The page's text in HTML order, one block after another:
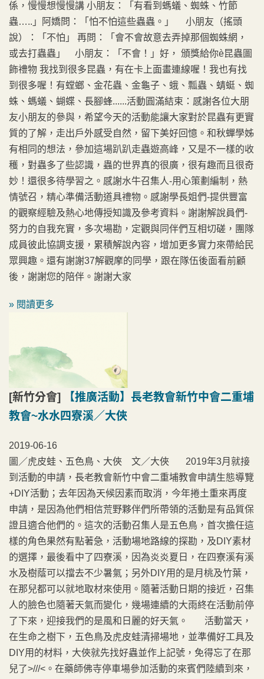
係，慢慢想慢慢講 小朋友：「有看到螞蟻、蜘蛛、竹節
蟲…..」阿嬌問：「怕不怕這些蟲蟲。」 小朋友（搖頭
說）：「不怕」 再問：「會不會故意去弄掉那個蜘蛛網，
或去打蟲蟲」 小朋友：「不會！」好， 頒獎給你è昆蟲圖
飾禮物 我找到很多昆蟲，有在卡上面畫連線喔！我也有找
到很多喔！有螳螂、金花蟲、金龜子、蛾、瓢蟲、蜻蜓、蜘
蛛、螞蟻、蝴蝶、長腳蜂......活動圓滿結束：感謝各位大朋
友小朋友的參與，希望今天的活動能讓大家對於昆蟲有更實
質的了解，走出戶外感受自然，留下美好回憶。和秋蟬學姊
有相同的想法，參加這場趴趴走蟲遊高峰，又是不一樣的收
穫，對蟲多了些認識，蟲的世界真的很廣，很有趣而且很奇
妙！還很多待學習之。感謝水牛召集人-用心策劃編制，熱
情號召，精心準備活動道具禮物。感謝學長姐們-提供豐富
的觀察經驗及熱心地傳授知識及參考資料。謝謝解說員們-
努力的自我充實，多次場勘，定觀與同伴們互相切磋，團隊
成員彼此協調支援，累積解說內容，增加更多實力來帶給民
眾興趣。還有謝謝37解觀摩的同學，跟在隊伍後面看前顧
後，謝謝您的陪伴。謝謝大家
» 閱讀更多
[新竹分會]
【推廣活動】長老教會新竹中會二重埔
教會~水水四寮溪／大俠
2019-06-16
圖／虎皮蛙、五色鳥、大俠 文／大俠 2019年3月就接
到活動的申請，長老教會新竹中會二重埔教會申請生態導覽
+DIY活動；去年因為天候因素而取消，今年捲土重來再度
申請，是因為他們相信荒野夥伴們所帶領的活動是有品質保
證且適合他們的。這次的活動召集人是五色鳥，首次擔任這
樣的角色果然有點著急，活動場地路線的探勘，及DIY素材
的選擇，最後看中了四寮溪，因為炎炎夏日，在四寮溪有溪
水及樹蔭可以擋去不少暑氣；另外DIY用的是月桃及竹葉，
在那兒都可以就地取材來使用。隨著活動日期的接近，召集
人的臉色也隨著天氣而變化，幾場連續的大雨終在活動前停
了下來，迎接我們的是風和日麗的好天氣。 活動當天，
在生命之樹下，五色鳥及虎皮蛙清掃場地，並準備好工具及
DIY用的材料，大俠就先找好蟲並作上記號，免得忘了在那
兒了>///<。在藥師佛寺停車場參加活動的來賓們陸續到來，